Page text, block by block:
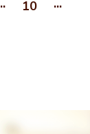
10 ...